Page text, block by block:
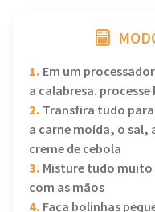
1. Em um
a calabresa. processe
2. Transfira tudo
a carne moída, o sal,
creme de cebola
3. Misture tudo
com as mãos
4. Faça bolinhas